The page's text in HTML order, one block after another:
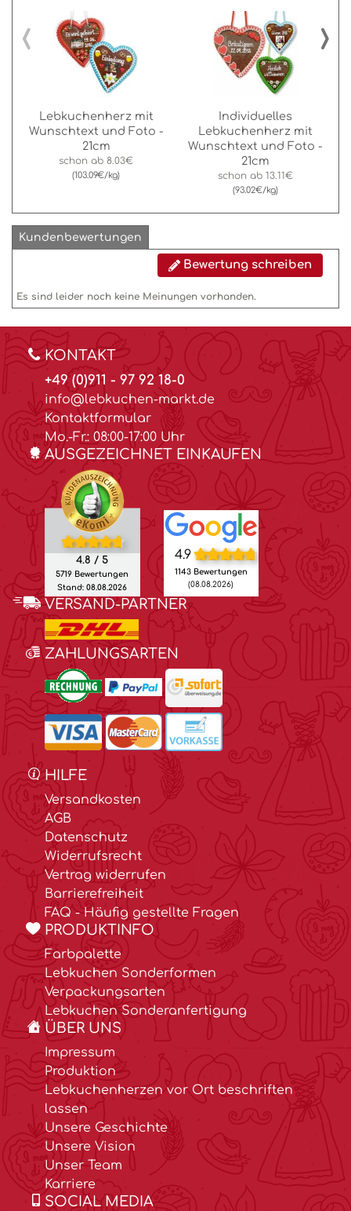
Lebkuchenherz mit
Wunschtext und Foto -
21cm
schon ab 8.03€
(103.09€/kg)
Individuelles
Lebkuchenherz mit
Wunschtext und Foto -
21cm
schon ab 13.11€
(93.02€/kg)
‹ ›
Kundenbewertungen
Bewertung schreiben
Es sind leider noch keine Meinungen vorhanden.
KONTAKT
+49 (0)911 - 97 92 18-0
info@lebkuchen-markt.de
Kontaktformular
Mo.-Fr.: 08:00-17:00 Uhr
AUSGEZEICHNET EINKAUFEN
4.8 / 5
5719 Bewertungen
Stand: 08.08.2026
4.9
1143 Bewertungen
(08.08.2026)
VERSAND-PARTNER
ZAHLUNGSARTEN
HILFE
Versandkosten
AGB
Datenschutz
Widerrufsrecht
Vertrag widerrufen
Barrierefreiheit
FAQ - Häufig gestellte Fragen
PRODUKTINFO
Farbpalette
Lebkuchen Sonderformen
Verpackungsarten
Lebkuchen Sonderanfertigung
ÜBER UNS
Impressum
Produktion
Lebkuchenherzen vor Ort beschriften
lassen
Unsere Geschichte
Unsere Vision
Unser Team
Karriere
SOCIAL MEDIA